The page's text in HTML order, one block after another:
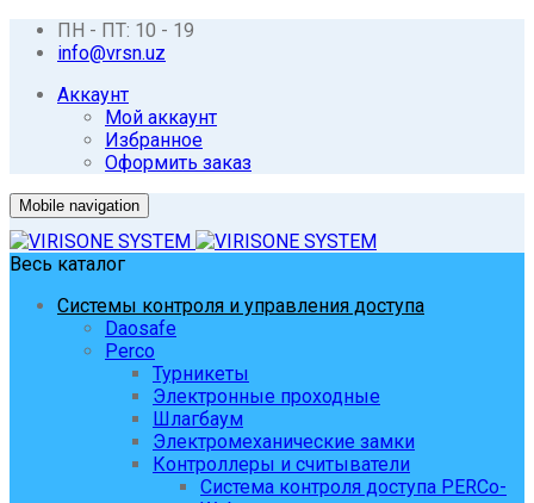
ПН - ПТ: 10 - 19
info@vrsn.uz
Аккаунт
Мой аккаунт
Избранное
Оформить заказ
Mobile navigation
Весь каталог
Системы контроля и управления доступа
Daosafe
Perco
Турникеты
Электронные проходные
Шлагбаум
Электромеханические замки
Контроллеры и считыватели
Система контроля доступа PERCo-